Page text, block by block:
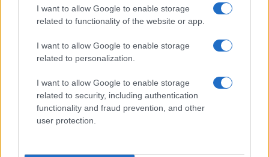
I want to allow Google to enable storage
related to functionality of the website or app.
I want to allow Google to enable storage
related to personalization.
I want to allow Google to enable storage
related to security, including authentication
functionality and fraud prevention, and other
user protection.
Giochi del Mediterraneo Taranto 2026: scopri gli
impianti sportivi che stanno trasformando la città